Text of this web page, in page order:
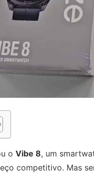
o Vibe 8, um
competitivo. Mas